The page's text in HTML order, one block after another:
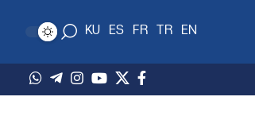
EN
TR
FR
ES
KU